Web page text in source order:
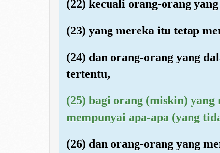
(22) kecuali orang-orang
(23) yang mereka itu tetap
(24) dan orang-orang yang
tertentu,
(25) bagi orang (miskin)
mempunyai apa-apa (yang
(26) dan orang-orang yang